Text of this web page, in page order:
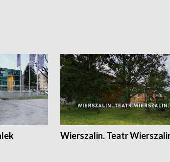
Wierszalin. Teatr